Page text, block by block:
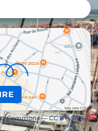
Commons — CC BY-SA 4.0